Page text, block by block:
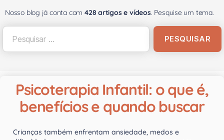
Nosso blog já conta com 428 artigos e vídeos. Pesquise um tema.
Psicoterapia Infantil: o que é,
benefícios e quando buscar
Crianças também enfrentam ansiedade, medos e